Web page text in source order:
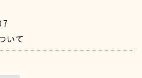
いて